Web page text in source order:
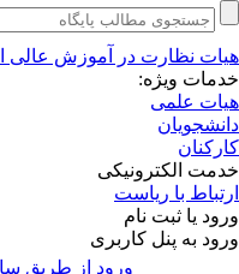
نظارت در آموزش عالی
ویژه:
علمی
الکترونیکی
با ریاست
یا ثبت نام
به پنل کاربری
ورود از طريق